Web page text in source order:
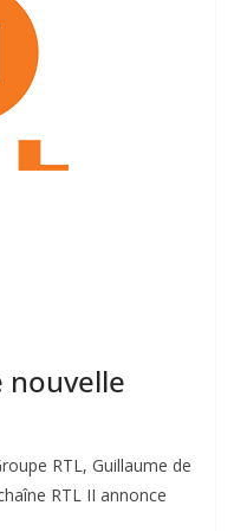
nouvelle
RTL, Guillaume de
RTL II annonce